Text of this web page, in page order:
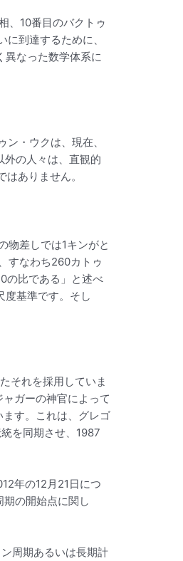
、10番目のバクトゥ
到達するために、
異なった数学体系に
・ウクは、現在、
外の人々は、直観的
ありません。
物差しでは1キンがと
すなわち260カトゥ
の比である」と述べ
度基準です。そし
それを採用していま
ガーの神官によって
す。これは、グレゴ
を同期させ、1987
年の12月21日につ
の開始点に関し
周期あるいは長期計